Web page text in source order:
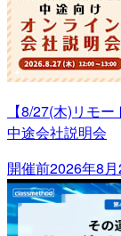
【8/27(木)リモ
中途会社説明会
開催前2026年8